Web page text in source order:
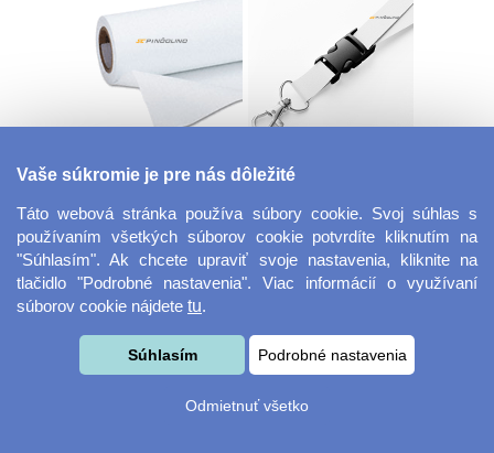
Dekoračná látka
Miranda
Šnúrka na kľúče s
fotografie
Vaše súkromie je pre nás dôležité
Táto webová stránka používa súbory cookie. Svoj súhlas s
používaním všetkých súborov cookie potvrdíte kliknutím na
"Súhlasím". Ak chcete upraviť svoje nastavenia, kliknite na
tlačidlo "Podrobné nastavenia". Viac informácií o využívaní
súborov cookie nájdete tu.
Súhlasím Podrobné nastavenia
Odmietnuť všetko